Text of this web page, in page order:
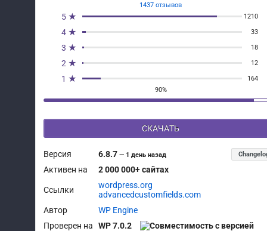
1437 отзывов
5 ★ 1210
4 ★ 33
3 ★ 18
2 ★ 12
1 ★
164
90%
СКАЧАТЬ
Версия 6.8.7— 1 день назад
Активен на 2 000 000+ сайтах
Ссылки
wordpress.org
advancedcustomfields.com
Автор
WP Engine
Проверен на
WP 7.0.2